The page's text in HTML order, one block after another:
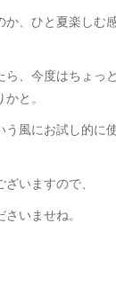
か、ひと夏楽しむ
、今度はちょっ
と。
風にお試し的に
いますので、
いませね。